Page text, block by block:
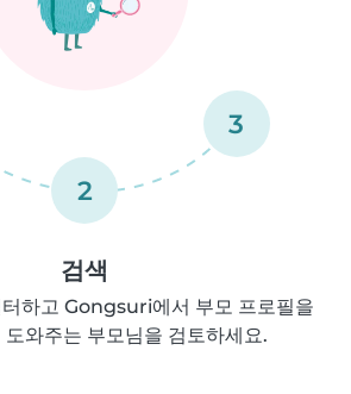
2
3
검색
하고 Gongsuri에서 부모 프로필을
도와주는 부모님을 검토하세요.